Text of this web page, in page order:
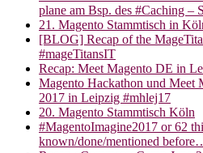
plane am Bsp. des #Caching –
21. Magento Stammtisch in
[BLOG] Recap of the
#mageTitansIT
Recap: Meet Magento DE in
Magento Hackathon und Meet
2017 in Leipzig #mhlej17
20. Magento Stammtisch Köln
#MagentoImagine2017 or 62
known/done/mentioned